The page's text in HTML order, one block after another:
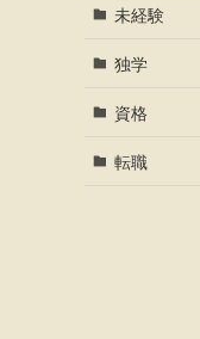
未経験
独学
資格
転職